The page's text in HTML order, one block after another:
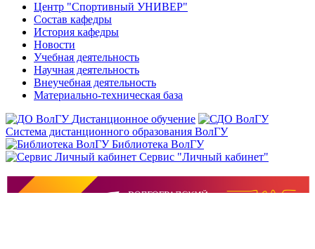
Центр "Спортивный УНИВЕР"
Состав кафедры
История кафедры
Новости
Учебная деятельность
Научная деятельность
Внеучебная деятельность
Материально-техническая база
Дистанционное обучение
Система дистанционного образования ВолГУ
Библиотека ВолГУ
Сервис "Личный кабинет"